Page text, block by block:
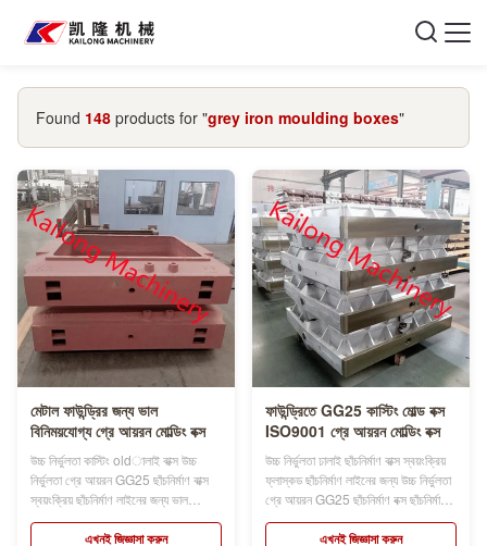
Found 148 products for "grey iron moulding boxes"
মেটাল ফাউন্ড্রির জন্য ভাল
বিনিময়যোগ্য গ্রে আয়রন মোল্ডিং বক্স
উচ্চ নির্ভুলতা কাস্টিং oldালাই বাক্স উচ্চ
নির্ভুলতা গ্রে আয়রন GG25 ছাঁচনির্মাণ বাক্স
স্বয়ংক্রিয় ছাঁচনির্মাণ লাইনের জন্য ভাল
বিনিময়যোগ্যতা ছাঁচনির্মাণ বাক্সের নাম ছাঁচনির্মাণ
ফ্লাস্ক, ছাঁচ ফ্লাস্ক, বালি ফ্লাস্ক, বালি বাক্স,
এখনই জিজ্ঞাসা করুন
ফাউন্ড্রিতে GG25 কাস্টিং মোল্ড বক্স
ISO9001 গ্রে আয়রন মোল্ডিং বক্স
উচ্চ নির্ভুলতা ঢালাই ছাঁচনির্মাণ বাক্স স্বয়ংক্রিয়
ফ্লাস্কড ছাঁচনির্মাণ লাইনের জন্য উচ্চ নির্ভুলতা
গ্রে আয়রন GG25 ছাঁচনির্মাণ বক্স ছাঁচনির্মাণ
বক্স উপাদান HT250 এছাড়াও ছাঁচনির্মাণ
ফ্লাস্ক, ছাঁচ ফ্লাস্ক, স্যান্ড ফ্লাস্ক, স্যান্ড
এখনই জিজ্ঞাসা করুন